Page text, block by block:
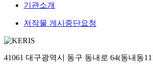
기관소개
저작물 게시중단요청
41061 대구광역시 동구 동내로 64(동내동